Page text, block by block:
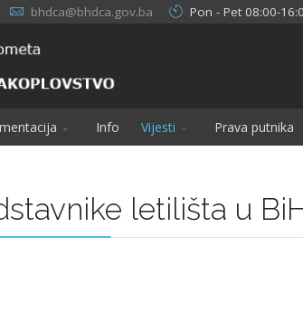
bhdca@bhdca.gov.ba Pon - Pet 08:00-
Info Vijesti Prava putnika
letilišta u